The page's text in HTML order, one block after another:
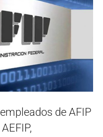
de AFIP